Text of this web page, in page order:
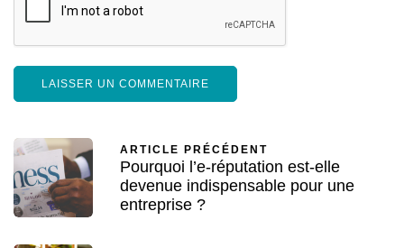
ARTICLE PRÉCÉDENT
Pourquoi l’e-réputation est-elle
devenue indispensable pour une
entreprise ?